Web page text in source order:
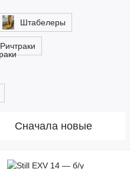
Штабелеры
Ричтраки
Сначала новые